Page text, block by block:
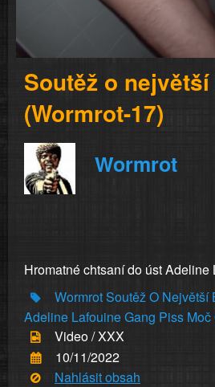
Soutěž o
(Wormrot-17)
Wormrot
Hromatné chtsaní do úst Adeline
WormrotSoutěžO Největší
Adeline LafouineGang Piss Moč
Video / XXX
10/11/2022
Nahlásit obsah